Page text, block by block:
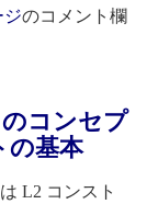
ジのコメント欄
年11
コンセプ
の基本
L2 コンスト